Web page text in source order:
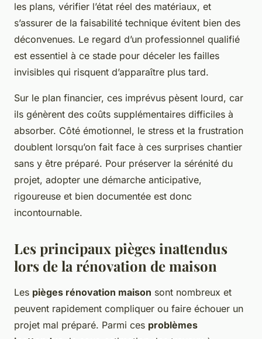
les plans, vérifier l’état réel des matériaux, et
s’assurer de la faisabilité technique évitent bien des
déconvenues. Le regard d’un professionnel qualifié
est essentiel à ce stade pour déceler les failles
invisibles qui risquent d’apparaître plus tard.
Sur le plan financier, ces imprévus pèsent lourd, car
ils génèrent des coûts supplémentaires difficiles à
absorber. Côté émotionnel, le stress et la frustration
doublent lorsqu’on fait face à ces surprises chantier
sans y être préparé. Pour préserver la sérénité du
projet, adopter une démarche anticipative,
rigoureuse et bien documentée est donc
incontournable.
Les principaux pièges inattendus
lors de la rénovation de maison
Les pièges rénovation maison sont nombreux et
peuvent rapidement compliquer ou faire échouer un
projet mal préparé. Parmi ces problèmes